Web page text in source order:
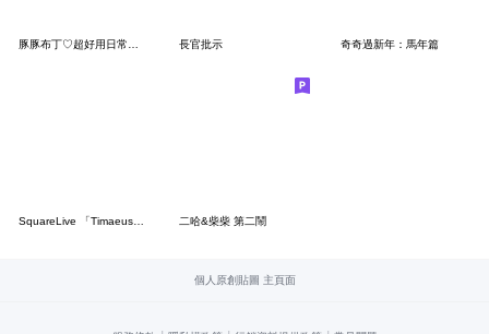
豚豚布丁♡超好用日常小貼圖(Q水豚) 長官批示 奇奇過新年：馬年篇
二哈&柴柴 第二鬧
個人原創貼圖 主頁面